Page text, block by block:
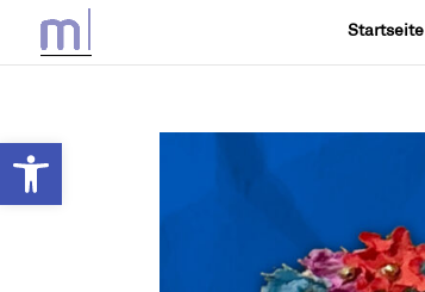
Werkzeugleiste öffnen
Startseite